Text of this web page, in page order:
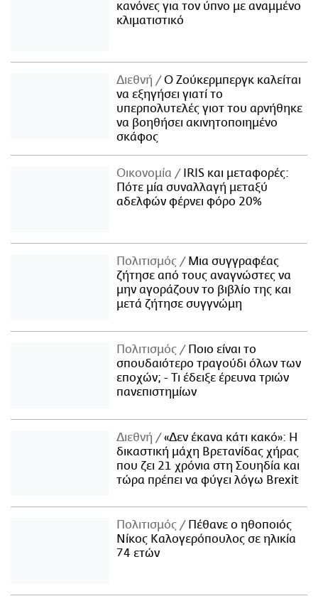
κανόνες για τον ύπνο με αναμμένο
κλιματιστικό
Διεθνή
Ο Ζούκερμπεργκ καλείται
να εξηγήσει γιατί το
υπερπολυτελές γιοτ του αρνήθηκε
να βοηθήσει ακινητοποιημένο
σκάφος
Οικονομία
IRIS και μεταφορές:
Πότε μία συναλλαγή μεταξύ
αδελφών φέρνει φόρο 20%
Πολιτισμός
Μια συγγραφέας
ζήτησε από τους αναγνώστες να
μην αγοράζουν το βιβλίο της και
μετά ζήτησε συγγνώμη
Πολιτισμός
Ποιο είναι το
σπουδαιότερο τραγούδι όλων των
εποχών; - Τι έδειξε έρευνα τριών
πανεπιστημίων
Διεθνή
«Δεν έκανα κάτι κακό»: Η
δικαστική μάχη Βρετανίδας χήρας
που ζει 21 χρόνια στη Σουηδία και
τώρα πρέπει να φύγει λόγω Brexit
Πολιτισμός
Πέθανε ο ηθοποιός
Νίκος Καλογερόπουλος σε ηλικία
74 ετών